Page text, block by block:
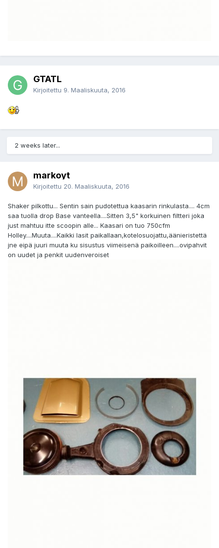
GTATL
Kirjoitettu 9. Maaliskuuta, 2016
2 weeks later...
markoyt
Kirjoitettu 20. Maaliskuuta, 2016
Shaker pilkottu... Sentin sain pudotettua kaasarin rinkulasta.... 4cm
saa tuolla drop Base vanteella....Sitten 3,5" korkuinen filtteri joka
just mahtuu itte scoopin alle... Kaasari on tuo 750cfm
Holley....Muuta....Kaikki lasit paikallaan,kotelosuojattu,äänieristettä
jne eipä juuri muuta ku sisustus viimeisenä paikoilleen....ovipahvit
on uudet ja penkit uudenveroiset